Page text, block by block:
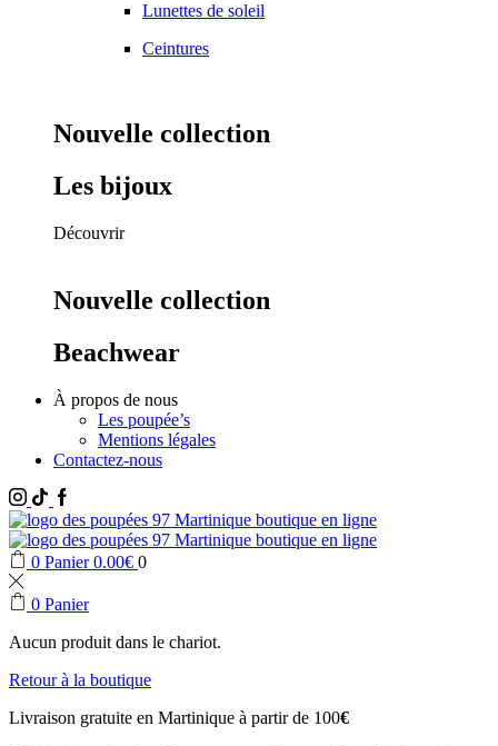
Lunettes de soleil
Ceintures
Nouvelle collection
Les bijoux
Découvrir
Nouvelle collection
Beachwear
À propos de nous
Les poupée’s
Mentions légales
Contactez-nous
Instagram
Tik
Tok
Facebook
0 Panier0.00€ 0
0 Panier
Aucun produit dans le chariot.
Retour à la boutique
Livraison gratuite en Martinique à partir de 100€